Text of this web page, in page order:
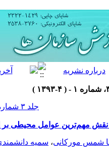
جلد ۳ شماره ۱ صفحات ۴۴-۹
مهم‌ترین عوامل محیطی بر
شمس مورکانی، سمیه